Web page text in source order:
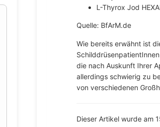
L-Thyrox Jod
Quelle: BfArM.de
Wie bereits erwähnt ist
die nach Auskunft Ihrer
allerdings schwierig zu
von verschiedenen
Dieser Artikel wurde am